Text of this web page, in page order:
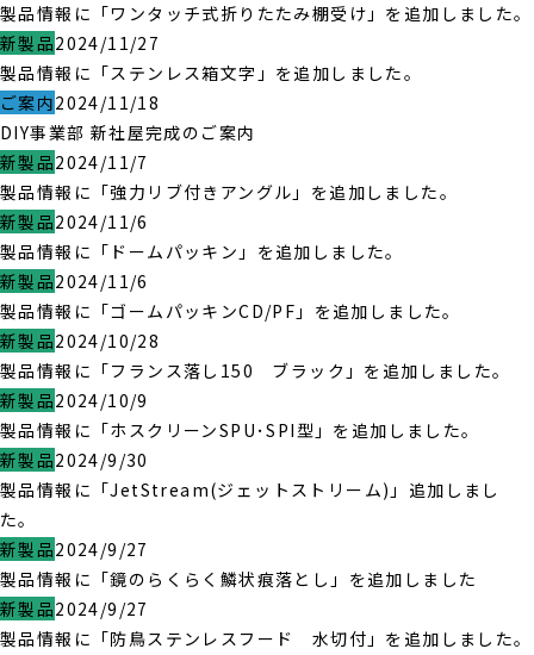
製品情報に「ワンタッチ式折りたたみ棚受け」を追加しました。
新製品2024/11/27
製品情報に「ステンレス箱文字」を追加しました。
ご案内2024/11/18
DIY事業部 新社屋完成のご案内
新製品2024/11/7
製品情報に「強力リブ付きアングル」を追加しました。
新製品2024/11/6
製品情報に「ドームパッキン」を追加しました。
新製品2024/11/6
製品情報に「ゴームパッキンCD/PF」を追加しました。
新製品2024/10/28
製品情報に「フランス落し150 ブラック」を追加しました。
新製品2024/10/9
製品情報に「ホスクリーンSPU･SPI型」を追加しました。
新製品2024/9/30
製品情報に「JetStream(ジェットストリーム)」追加しまし
た。
新製品2024/9/27
製品情報に「鏡のらくらく鱗状痕落とし」を追加しました
新製品2024/9/27
製品情報に「防鳥ステンレスフード 水切付」を追加しました。